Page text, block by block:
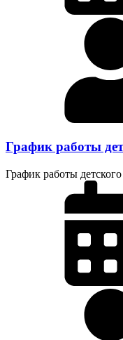
График работы
График работы